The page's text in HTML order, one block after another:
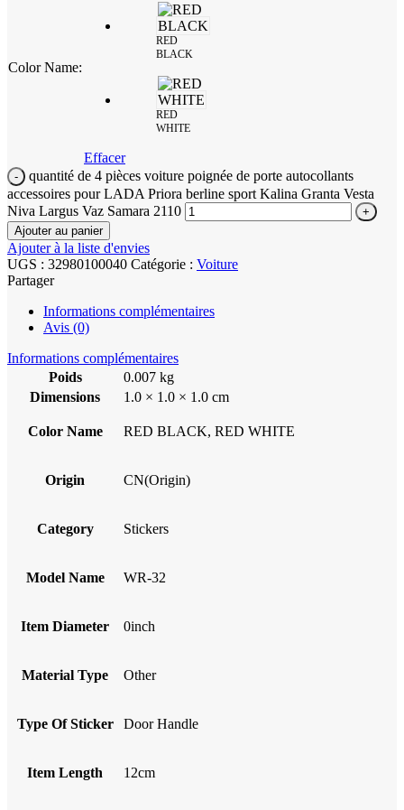
Color Name:
RED
BLACK
RED
WHITE
Effacer
quantité de 4 pièces voiture poignée de porte autocollants
accessoires pour LADA Priora berline sport Kalina Granta Vesta
Niva Largus Vaz Samara 2110
Ajouter au panier
Ajouter à la liste d'envies
UGS : 32980100040 Catégorie : Voiture
Partager
Informations complémentaires
Avis (0)
Informations complémentaires
Poids
0.007 kg
Dimensions
1.0 × 1.0 × 1.0 cm
Color Name RED BLACK, RED WHITE
Origin CN(Origin)
Category Stickers
Model Name WR-32
Item Diameter 0inch
Material Type Other
Type Of Sticker Door Handle
Item Length 12cm